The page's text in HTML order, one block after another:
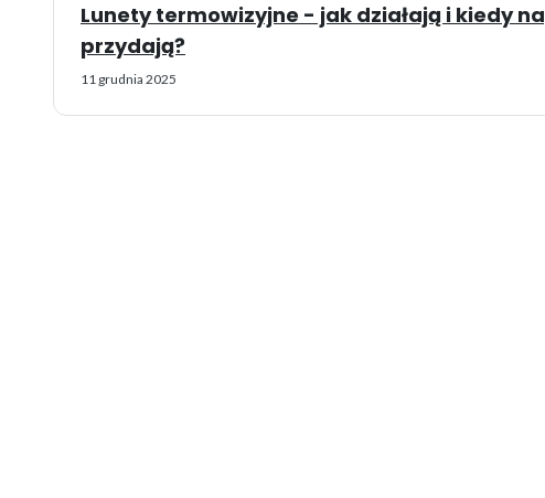
Lunety termowizyjne - jak działają i kiedy
przydają?
11 grudnia 2025